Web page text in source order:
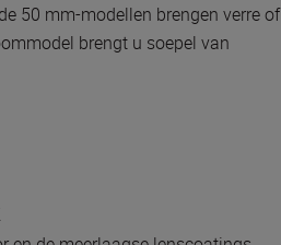
50 mm-modellen brengen verre of
brengt u soepel van